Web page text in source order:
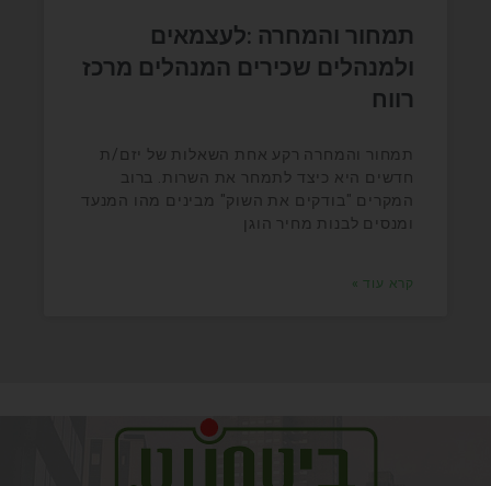
תמחור והמחרה :לעצמאים
ולמנהלים שכירים המנהלים מרכז
רווח
תמחור והמחרה רקע אחת השאלות של יזם/ת
חדשים היא כיצד לתמחר את השרות. ברוב
המקרים "בודקים את השוק" מבינים מהו המנעד
ומנסים לבנות מחיר הוגן
קרא עוד »